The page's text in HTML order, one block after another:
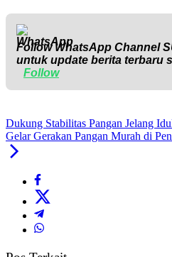
Follow WhatsApp Channel
untuk update berita terbaru
Follow
Dukung Stabilitas Pangan Jelang
Gelar Gerakan Pangan Murah di